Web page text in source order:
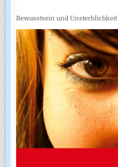
Bewusstsein und Unsterblichkeit